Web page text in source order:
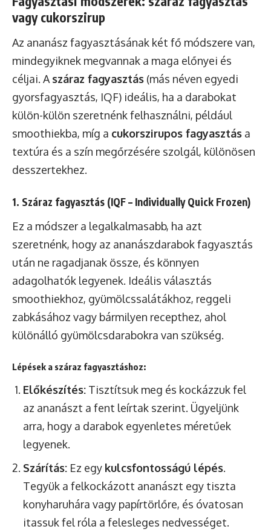
vagy cukorszirup
Az ananász fagyasztásának két fő módszere van,
mindegyiknek megvannak a maga előnyei és
céljai. A száraz fagyasztás (más néven egyedi
gyorsfagyasztás, IQF) ideális, ha a darabokat
külön-külön szeretnénk felhasználni, például
smoothiekba, míg a cukorszirupos fagyasztás a
textúra és a szín megőrzésére szolgál, különösen
desszertekhez.
1. Száraz fagyasztás (IQF – Individually Quick Frozen)
Ez a módszer a legalkalmasabb, ha azt
szeretnénk, hogy az ananászdarabok fagyasztás
után ne ragadjanak össze, és könnyen
adagolhatók legyenek. Ideális választás
smoothiekhoz, gyümölcssalátákhoz, reggeli
zabkásához vagy bármilyen recepthez, ahol
különálló gyümölcsdarabokra van szükség.
Lépések a száraz fagyasztáshoz:
Előkészítés: Tisztítsuk meg és kockázzuk fel
az ananászt a fent leírtak szerint. Ügyeljünk
arra, hogy a darabok egyenletes méretűek
legyenek.
Szárítás: Ez egy kulcsfontosságú lépés.
Tegyük a felkockázott ananászt egy tiszta
konyharuhára vagy papírtörlőre, és óvatosan
itassuk fel róla a felesleges nedvességet.